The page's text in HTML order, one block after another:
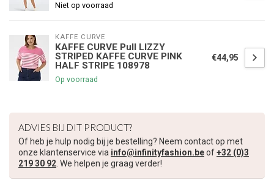
Niet op voorraad
KAFFE CURVE
KAFFE CURVE Pull LIZZY
STRIPED KAFFE CURVE PINK
HALF STRIPE 108978
Op voorraad
€44,95
ADVIES BIJ DIT PRODUCT?
Of heb je hulp nodig bij je bestelling? Neem contact op met
onze klantenservice via info@infinityfashion.beof+32 (0)3
219 30 92. We helpen je graag verder!